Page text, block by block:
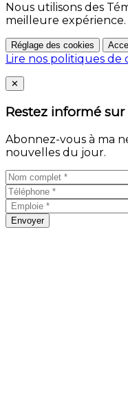
Nous utilisons des
meilleure expérience.
Réglage des cookies
Lire nos politiques de
Close
✕
Restez informé
Abonnez-vous à ma
nouvelles du jour.
Envoyer